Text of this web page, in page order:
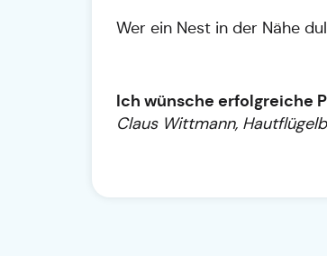
Wer ein Nest in der Nähe
Ich wünsche erfolgreiche
Claus Wittmann,